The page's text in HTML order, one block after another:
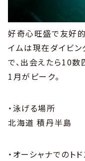
好奇心旺盛で友好的
イムは現在ダイビ
で、出会えたら10
1月がピーク。
・泳げる場所
北海道 積丹半島
・オーシャナでのト